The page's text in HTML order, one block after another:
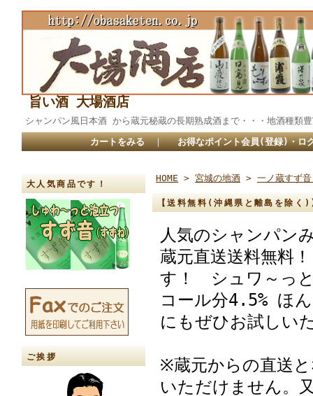
旨い酒 大場酒店
シャンパン風日本酒 から蔵元秘蔵の長期熟成酒まで・・・地
カートをみる ｜ お得なポイント会員(登録)・ロ
大人気商品です！
ご挨拶
HOME > 宮城の地酒 > 一ノ蔵すず
【送料無料(沖縄県と離島を除
人気のシャンパン
蔵元直送送料無料
す！ シュワ～っ
コール分4.5% ほ
にもぜひお試しい
※蔵元からの直送
いただけません。